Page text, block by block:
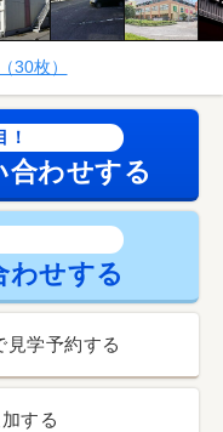
30枚）
！
合わせする
わせする
見学予約する
する